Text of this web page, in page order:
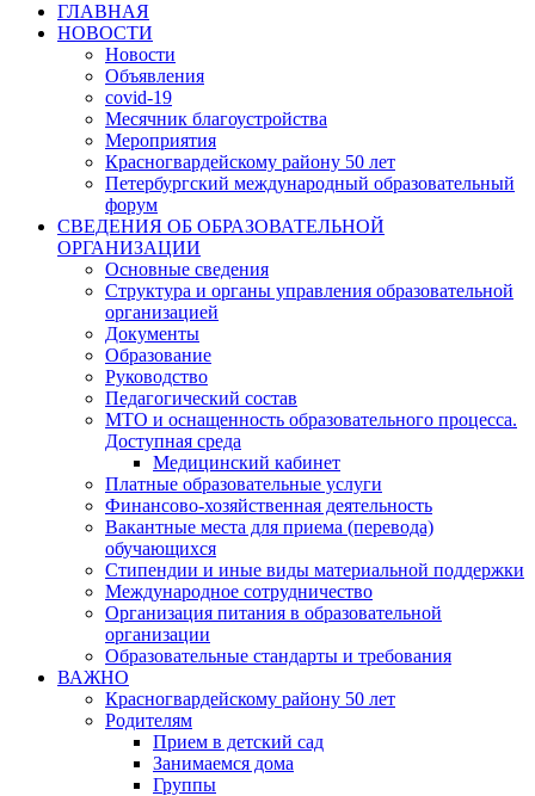
ГЛАВНАЯ
НОВОСТИ
Новости
Объявления
covid-19
Месячник благоустройства
Мероприятия
Красногвардейскому району 50 лет
Петербургский международный образовательный
форум
СВЕДЕНИЯ ОБ ОБРАЗОВАТЕЛЬНОЙ
ОРГАНИЗАЦИИ
Основные сведения
Структура и органы управления образовательной
организацией
Документы
Образование
Руководство
Педагогический состав
МТО и оснащенность образовательного процесса.
Доступная среда
Медицинский кабинет
Платные образовательные услуги
Финансово-хозяйственная деятельность
Вакантные места для приема (перевода)
обучающихся
Стипендии и иные виды материальной поддержки
Международное сотрудничество
Организация питания в образовательной
организации
Образовательные стандарты и требования
ВАЖНО
Красногвардейскому району 50 лет
Родителям
Прием в детский сад
Занимаемся дома
Группы